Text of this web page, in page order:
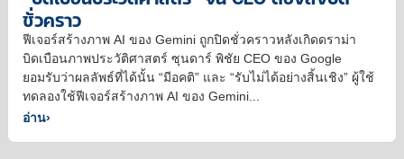
ชั่วคราว
ฟีเจอร์สร้างภาพ AI ของ Gemini ถูกปิดชั่วคราวหลังเกิดดราม่า
บิดเบือนภาพประวัติศาสตร์ ซุนดาร์ พิชัย CEO ของ Google
ยอมรับว่าผลลัพธ์ที่ได้นั้น “มีอคติ” และ “รับไม่ได้อย่างสิ้นเชิง” ผู้ใช้
ทดลองใช้ฟีเจอร์สร้างภาพ AI ของ Gemini...
อ่าน›